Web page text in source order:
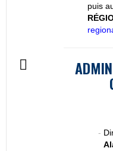
puis
-